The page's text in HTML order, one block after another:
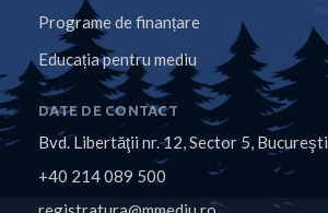
Programe de finanțare
Educația pentru mediu
DATE DE CONTACT
Bvd. Libertăţii nr. 12, Sector 5, Bucureşti
+40 214 089 500